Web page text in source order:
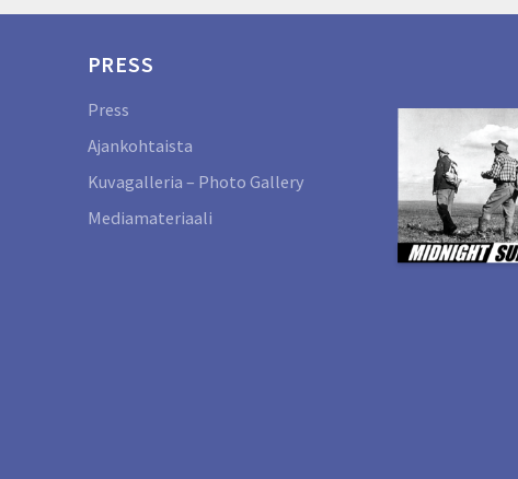
PRESS
Press
Ajankohtaista
Kuvagalleria – Photo Gallery
Mediamateriaali